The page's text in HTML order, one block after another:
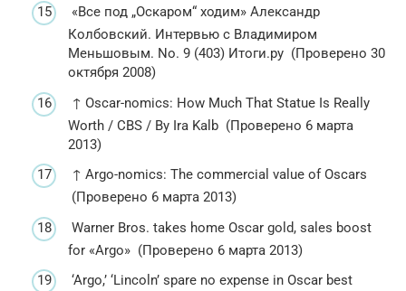
«Все под „Оскаром“ ходим» Александр
Колбовский. Интервью с Владимиром
Меньшовым. No. 9 (403) Итоги.ру (Проверено 30
октября 2008)
↑ Oscar-nomics: How Much That Statue Is Really
Worth / CBS / By Ira Kalb (Проверено 6 марта
2013)
↑ Argo-nomics: The commercial value of Oscars
(Проверено 6 марта 2013)
Warner Bros. takes home Oscar gold, sales boost
for «Argo» (Проверено 6 марта 2013)
‘Argo,’ ‘Lincoln’ spare no expense in Oscar best